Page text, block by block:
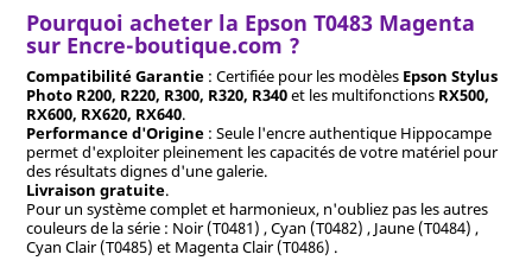
Pourquoi acheter la Epson T0483 Magenta
sur Encre-boutique.com ?
Compatibilité Garantie: Certifiée pour les modèles Epson Stylus
Photo R200, R220, R300, R320, R340et les multifonctions RX500,
RX600, RX620, RX640.
Performance d'Origine: Seule l'encre authentique Hippocampe
permet d'exploiter pleinement les capacités de votre matériel pour
des résultats dignes d'une galerie.
Livraison gratuite.
Pour un système complet et harmonieux, n'oubliez pas les autres
couleurs de la série : Noir (T0481) , Cyan (T0482) , Jaune (T0484) ,
Cyan Clair (T0485) et Magenta Clair (T0486) .